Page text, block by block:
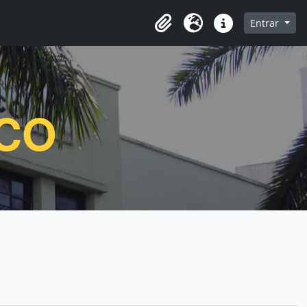
Clipboard
Idioma Atalhos Entrar